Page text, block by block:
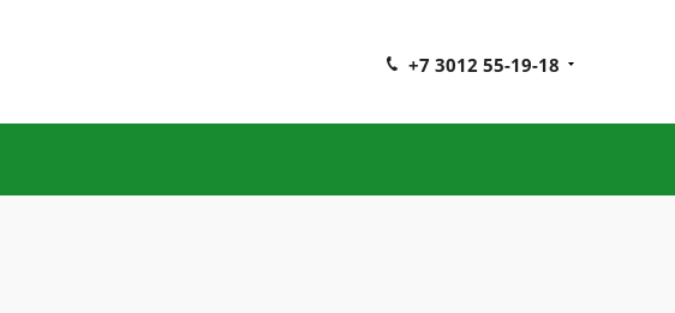
+7 3012 55-19-18